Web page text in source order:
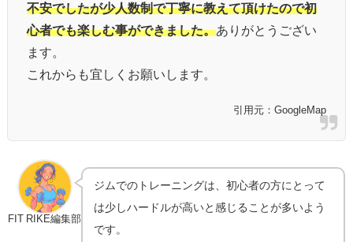
不安でしたが少人数制で丁寧に教えて頂けたので初
心者でも楽しむ事ができました。ありがとうござい
ます。
これからも宜しくお願いします。
引用元：GoogleMap
FIT RIKE編集部
ジムでのトレーニングは、初心者の方にとって
は少しハードルが高いと感じることが多いよう
です。